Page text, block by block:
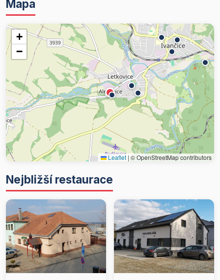
Mapa
+
−
Leaflet | © OpenStreetMap contributors
Nejbližší restaurace